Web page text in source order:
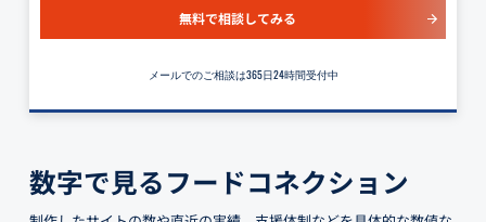
無料で相談してみる
メールでのご相談は365日24時間受付中
数字で見るフードコネクション